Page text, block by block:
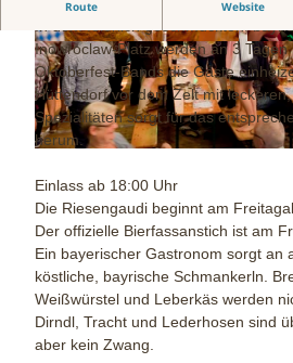
© Staatsbad Bad Oeynhausen / P. Hübbe |
CC-BY-NC-ND
©
Route Website
Inowroclaw-Platz werden an 3
Oktoberfest-Bands die Gäste
Hüttendorf vor dem Zelt mit
Spezialitäten sorgt für das
herum.
Einlass ab 18:00 Uhr
Die Riesengaudi beginnt am
Der offizielle Bierfassanstich ist am
Ein bayerischer Gastronom sorgt an
köstliche, bayrische Schmankerln.
Weißwürstel und Leberkäs werden
Dirndl, Tracht und Lederhosen sind
aber kein Zwang.